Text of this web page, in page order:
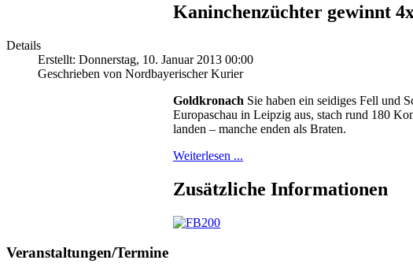
Kaninchenzüchter gewinnt
Details
Erstellt: Donnerstag, 10. Januar 2013 00:00
Geschrieben von Nordbayerischer Kurier
Goldkronach Sie haben ein seidiges Fell und
Europaschau in Leipzig aus, stach rund 180
landen – manche enden als Braten.
Weiterlesen ...
Zusätzliche Informationen
Veranstaltungen/Termine